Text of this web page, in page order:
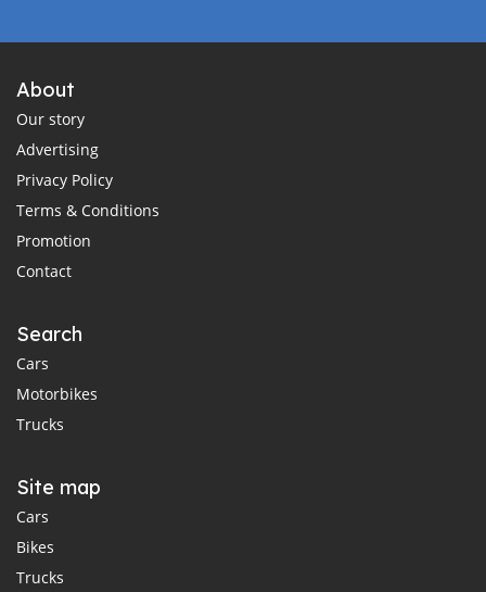
About
Our story
Advertising
Privacy Policy
Terms & Conditions
Promotion
Contact
Search
Cars
Motorbikes
Trucks
Site map
Cars
Bikes
Trucks